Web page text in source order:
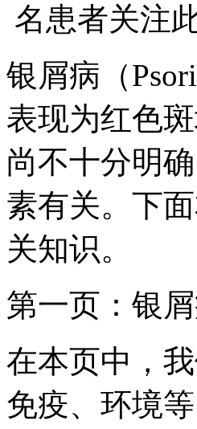
名患者关注
银屑病（
表现为红色
尚不十分明
素有关。下
关知识。
第一页：银
在本页中，
免疫、环境